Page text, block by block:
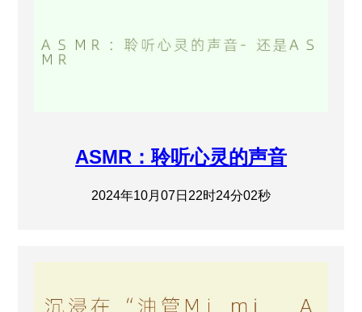
ASMR：聆听心灵的声音
2024年10月07日22时24分02秒